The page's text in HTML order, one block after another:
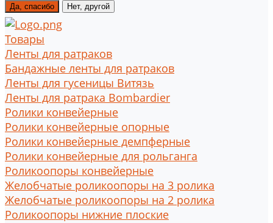
Да, спасибо Нет, другой
Товары
Ленты для ратраков
Бандажные ленты для ратраков
Ленты для гусеницы Витязь
Ленты для ратрака Bombardier
Ролики конвейерные
Ролики конвейерные опорные
Ролики конвейерные демпферные
Ролики конвейерные для рольганга
Роликоопоры конвейерные
Желобчатые роликоопоры на 3 ролика
Желобчатые роликоопоры на 2 ролика
Роликоопоры нижние плоские